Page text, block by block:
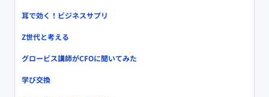
耳で効く！ビジネスサプリ
Z世代と考える
グロービス講師がCFOに聞いてみた
学び交換